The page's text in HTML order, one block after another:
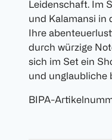
Leidenschaft. Im
und Kalamansi in
Ihre
durch würzige
sich im Set ein
und unglaubliche
BIPA-